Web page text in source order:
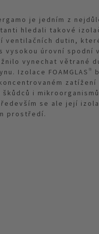
je jedním z
hledali takové
ventilačních dutin,
vysokou úrovní
vynechat
Izolace
i
se ale její
prostředí.